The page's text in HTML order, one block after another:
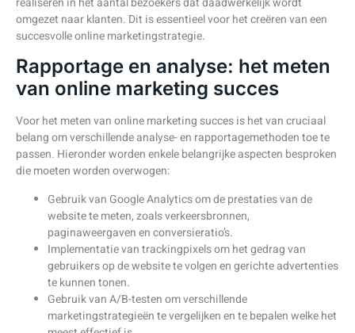
omgezet naar klanten. Dit is essentieel voor het creëren van een
succesvolle online marketingstrategie.
Rapportage en analyse: het meten
van online marketing succes
Voor het meten van online marketing succes is het van cruciaal
belang om verschillende analyse- en rapportagemethoden toe te
passen. Hieronder worden enkele belangrijke aspecten besproken
die moeten worden overwogen:
Gebruik van Google Analytics om de prestaties van de
website te meten, zoals verkeersbronnen,
paginaweergaven en conversieratio’s.
Implementatie van trackingpixels om het gedrag van
gebruikers op de website te volgen en gerichte advertenties
te kunnen tonen.
Gebruik van A/B-testen om verschillende
marketingstrategieën te vergelijken en te bepalen welke het